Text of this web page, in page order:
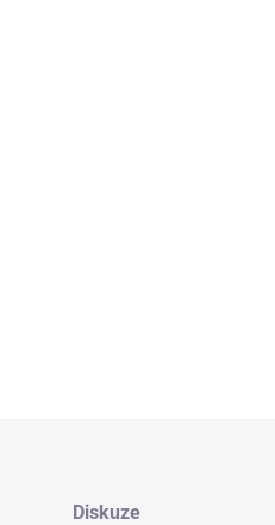
pro potisk: 55 x 6 mm
Diskuze